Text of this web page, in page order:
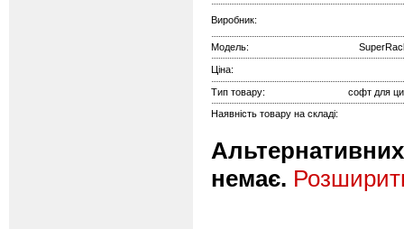
Виробник:
Модель:
Ціна:
Тип товару:
софт для
Наявність товару на складі:
Альтернативних
немає.